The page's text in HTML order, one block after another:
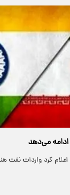
ادامه می‌دهد
کرد واردات نفت